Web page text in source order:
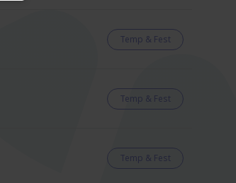
Temp & Fest
Temp & Fest
Temp & Fest